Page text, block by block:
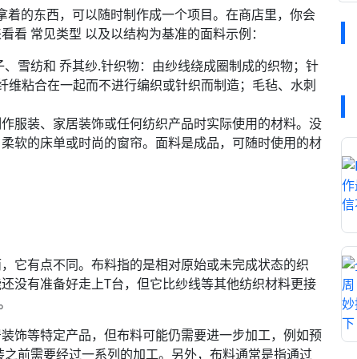
的东西，可以随时制作成一个项目。在商店里，你会
看 常见类型 以及以结构为基准的面料示例：
雪纺和 乔其纱.针织物：由纱线绕成圈制成的织物；针
粘合在一起而不进行编织或针织而制造；毛毡、水刺
服装、家居装饰或任何纺织产品时实际使用的材料。没
软的床单或时尚的窗帘。面料是成品，可随时使用的材
它有点不同。布料指的是相对原始或未完成状态的织
没有准备好走上T台，但它比纱线等其他纺织材料更接
饰等特定产品，但布料可能仍需要进一步加工，例如预
前需要经过一系列的加工。另外，布料通常是指通过